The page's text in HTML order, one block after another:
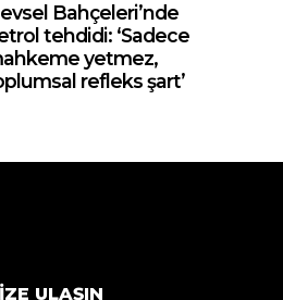
Bahçeleri’nde
tehdidi: ‘Sadece
yetmez,
refleks şart’
ULAŞIN